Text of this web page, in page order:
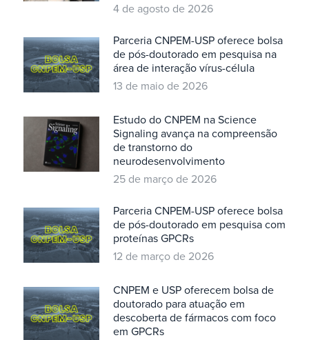
4 de agosto de 2026
Parceria CNPEM-USP oferece bolsa
de pós-doutorado em pesquisa na
área de interação vírus-célula
13 de maio de 2026
Estudo do CNPEM na Science
Signaling avança na compreensão
de transtorno do
neurodesenvolvimento
25 de março de 2026
Parceria CNPEM-USP oferece bolsa
de pós-doutorado em pesquisa com
proteínas GPCRs
12 de março de 2026
CNPEM e USP oferecem bolsa de
doutorado para atuação em
descoberta de fármacos com foco
em GPCRs